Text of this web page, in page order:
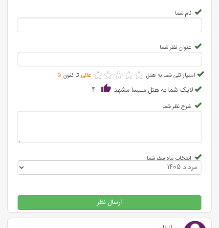
نام شما
عنوان نظر شما
امتیاز کلی شما به هتل ★★★★★
★★★★★ عالی تا کنون 5
لایک شما به هتل ملیسا مشهد 4
شرح نظر شما
انتخاب ماه سفر شما
ارسال نظر